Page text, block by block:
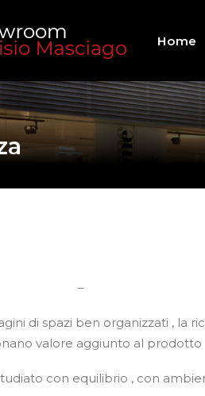
Home
–
di spazi ben organizzati , la
valore aggiunto al prodotto
con equilibrio , con